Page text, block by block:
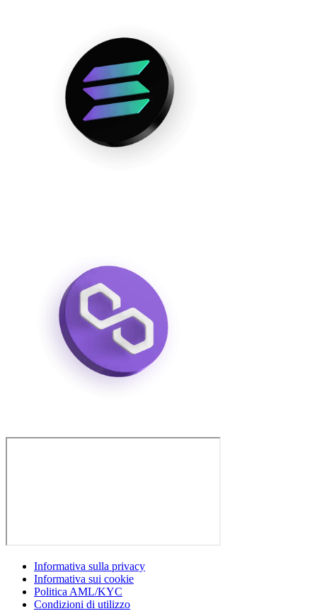
Informativa sulla privacy
Informativa sui cookie
Politica AML/KYC
Condizioni di utilizzo